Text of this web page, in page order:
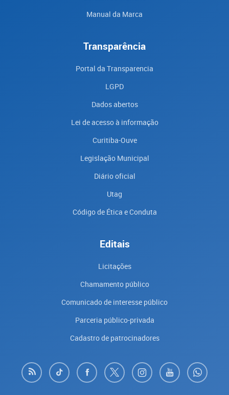
Manual da Marca
Transparência
Portal da Transparencia
LGPD
Dados abertos
Lei de acesso à informação
Curitiba-Ouve
Legislação Municipal
Diário oficial
Utag
Código de Ética e Conduta
Editais
Licitações
Chamamento público
Comunicado de interesse público
Parceria público-privada
Cadastro de patrocinadores